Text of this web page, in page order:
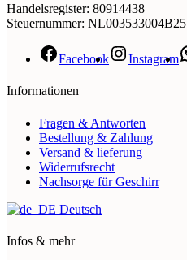
Handelsregister: 80914438
Steuernummer: NL003533004B25
Facebook Instagram
Informationen
Fragen & Antworten
Bestellung & Zahlung
Versand & lieferung
Widerrufsrecht
Nachsorge für Geschirr
Deutsch
Infos & mehr